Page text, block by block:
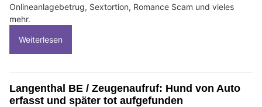
Onlineanlagebetrug, Sextortion, Romance Scam und vieles
mehr.
Weiterlesen
Langenthal BE / Zeugenaufruf: Hund von Auto
erfasst und später tot aufgefunden